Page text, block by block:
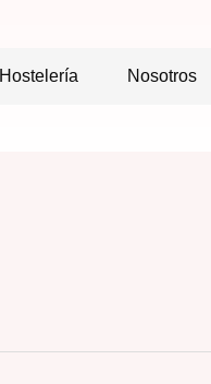
Hostelería Nosotros